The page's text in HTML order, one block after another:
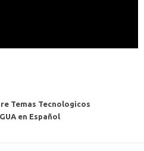
Temas Tecnologicos
en Español